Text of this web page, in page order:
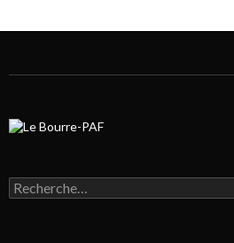
Rechercher :